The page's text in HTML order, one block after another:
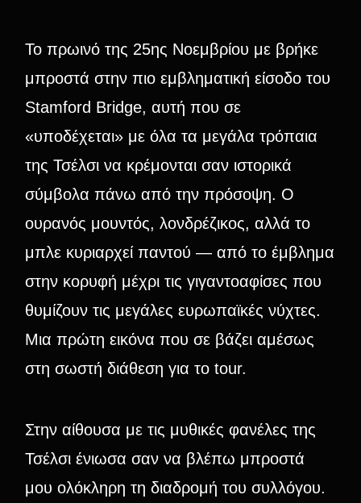
Το πρωινό της 25ης Νοεμβρίου με βρήκε
μπροστά στην πιο εμβληματική είσοδο του
Stamford Bridge, αυτή που σε
«υποδέχεται» με όλα τα μεγάλα τρόπαια
της Τσέλσι να κρέμονται σαν ιστορικά
σύμβολα πάνω από την πρόσοψη. Ο
ουρανός μουντός, λονδρέζικος, αλλά το
μπλε κυριαρχεί παντού — από το έμβλημα
στην κορυφή μέχρι τις γιγαντοαφίσες που
θυμίζουν τις μεγάλες ευρωπαϊκές νύχτες.
Μια πρώτη εικόνα που σε βάζει αμέσως
στη σωστή διάθεση για το tour.
Στην αίθουσα με τις μυθικές φανέλες της
Τσέλσι ένιωσα σαν να βλέπω μπροστά
μου ολόκληρη τη διαδρομή του συλλόγου.